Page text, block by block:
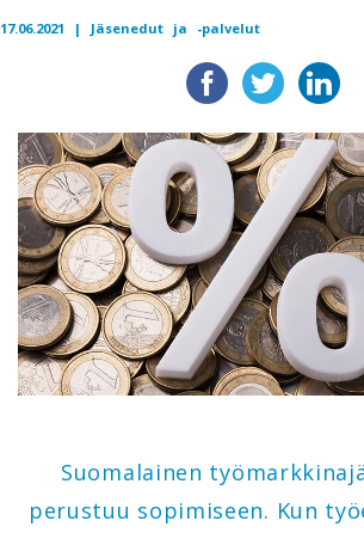
17.06.2021 | Jäsenedut ja -palvelut
Suomalainen
perustuu sopimiseen. Kun